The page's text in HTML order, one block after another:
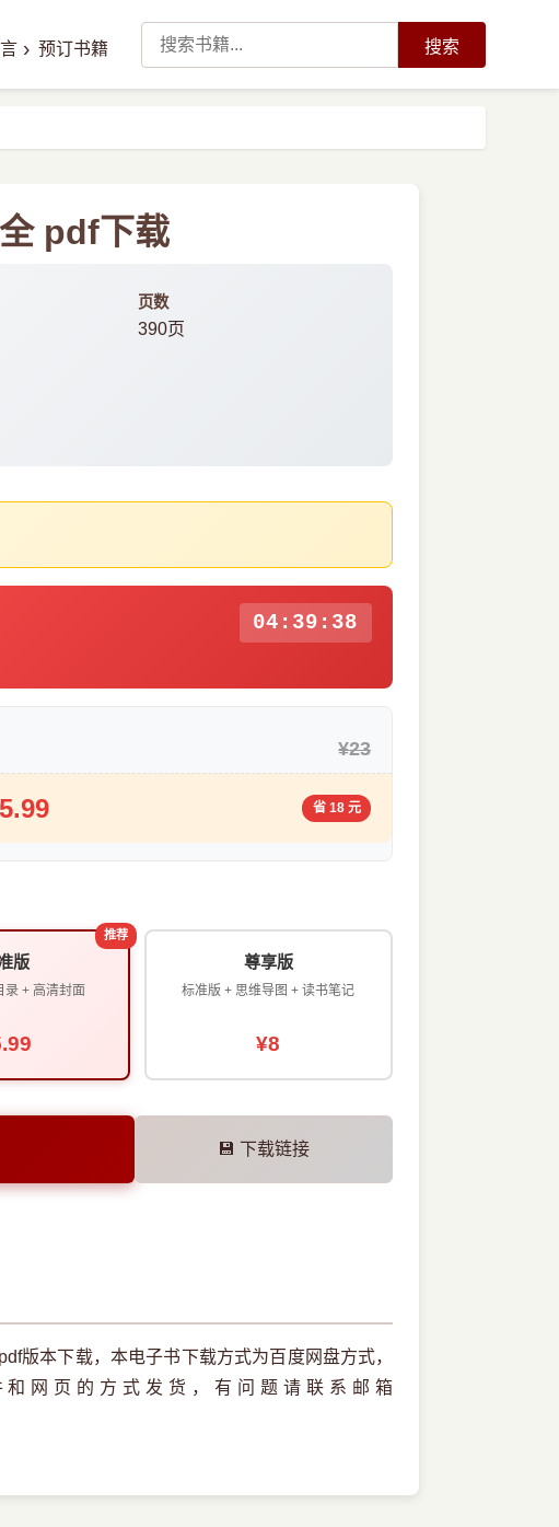
› 预订书籍 搜索
pdf下载
页数
390页
04:39:38
¥23
省 18 元
推荐
版
录 + 高清封面
尊享版
标准版 + 思维导图 + 读书笔记
¥8
💾 下载链接
版本下载，本电子书下载方式为百度网盘方式，
网页的方式发货，有问题请联系邮箱